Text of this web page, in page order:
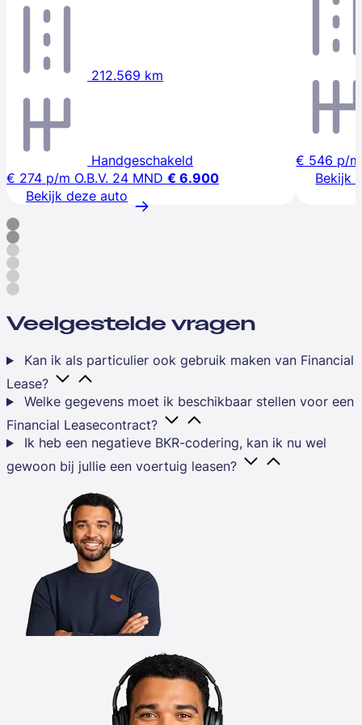
212.569 km
Handgeschakeld
€ 274 p/m O.B.V. 24 MND € 6.900
Bekijk deze auto
€ 546 p/m
Bekijk
Veelgestelde vragen
Kan ik als particulier ook gebruik maken van Financial
Lease?
Welke gegevens moet ik beschikbaar stellen voor een
Financial Leasecontract?
Ik heb een negatieve BKR-codering, kan ik nu wel
gewoon bij jullie een voertuig leasen?